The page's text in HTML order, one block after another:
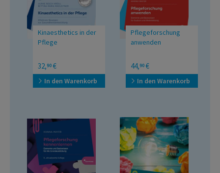
Kinaesthetics in der
Pflege
Effektive Bewegung zur
Gesundheitsentwicklung
32,90 €
In den Warenkorb
Pflegeforschung
anwenden
Elemente und
Basiswissen für das
Studium
44,90 €
In den Warenkorb